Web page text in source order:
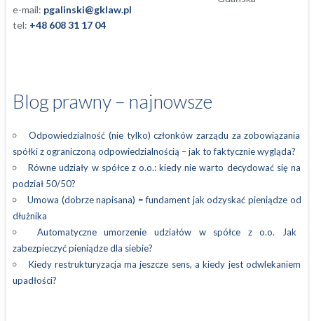
e-mail: pgalinski@gklaw.pl
tel: +48 608 31 17 04
Blog prawny – najnowsze
Odpowiedzialność (nie tylko) członków zarządu za zobowiązania
spółki z ograniczoną odpowiedzialnością – jak to faktycznie wygląda?
Równe udziały w spółce z o.o.: kiedy nie warto decydować się na
podział 50/50?
Umowa (dobrze napisana) = fundament jak odzyskać pieniądze od
dłużnika
Automatyczne umorzenie udziałów w spółce z o.o. Jak
zabezpieczyć pieniądze dla siebie?
Kiedy restrukturyzacja ma jeszcze sens, a kiedy jest odwlekaniem
upadłości?